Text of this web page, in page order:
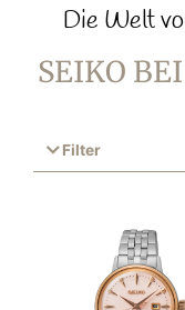
Die Welt
SEIKO
Filter